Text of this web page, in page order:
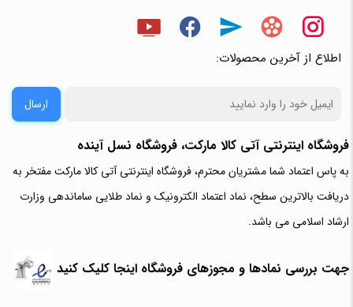
اطلاع از آخرین محصولات:
ارسال
فروشگاه اینترنتی آتی‌ کالا مارکت، فروشگاه نسل آینده
به پاس اعتماد شما مشتریان محترم، فروشگاه اینترنتی آتی کالا مارکت مفتخر به
دریافت بالاترین سطح، نماد اعتماد الکترونیک و نماد طلایی ساماندهی وزارت
ارشاد اسلامی می باشد.
جهت بررسی نمادها و مجوزهای فروشگاه اینجا کلیک کنید